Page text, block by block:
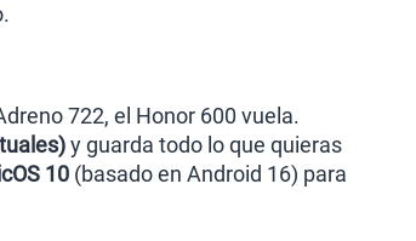
722, el Honor 600 vuela.
y guarda todo lo que quieras
10 (basado en Android 16) para